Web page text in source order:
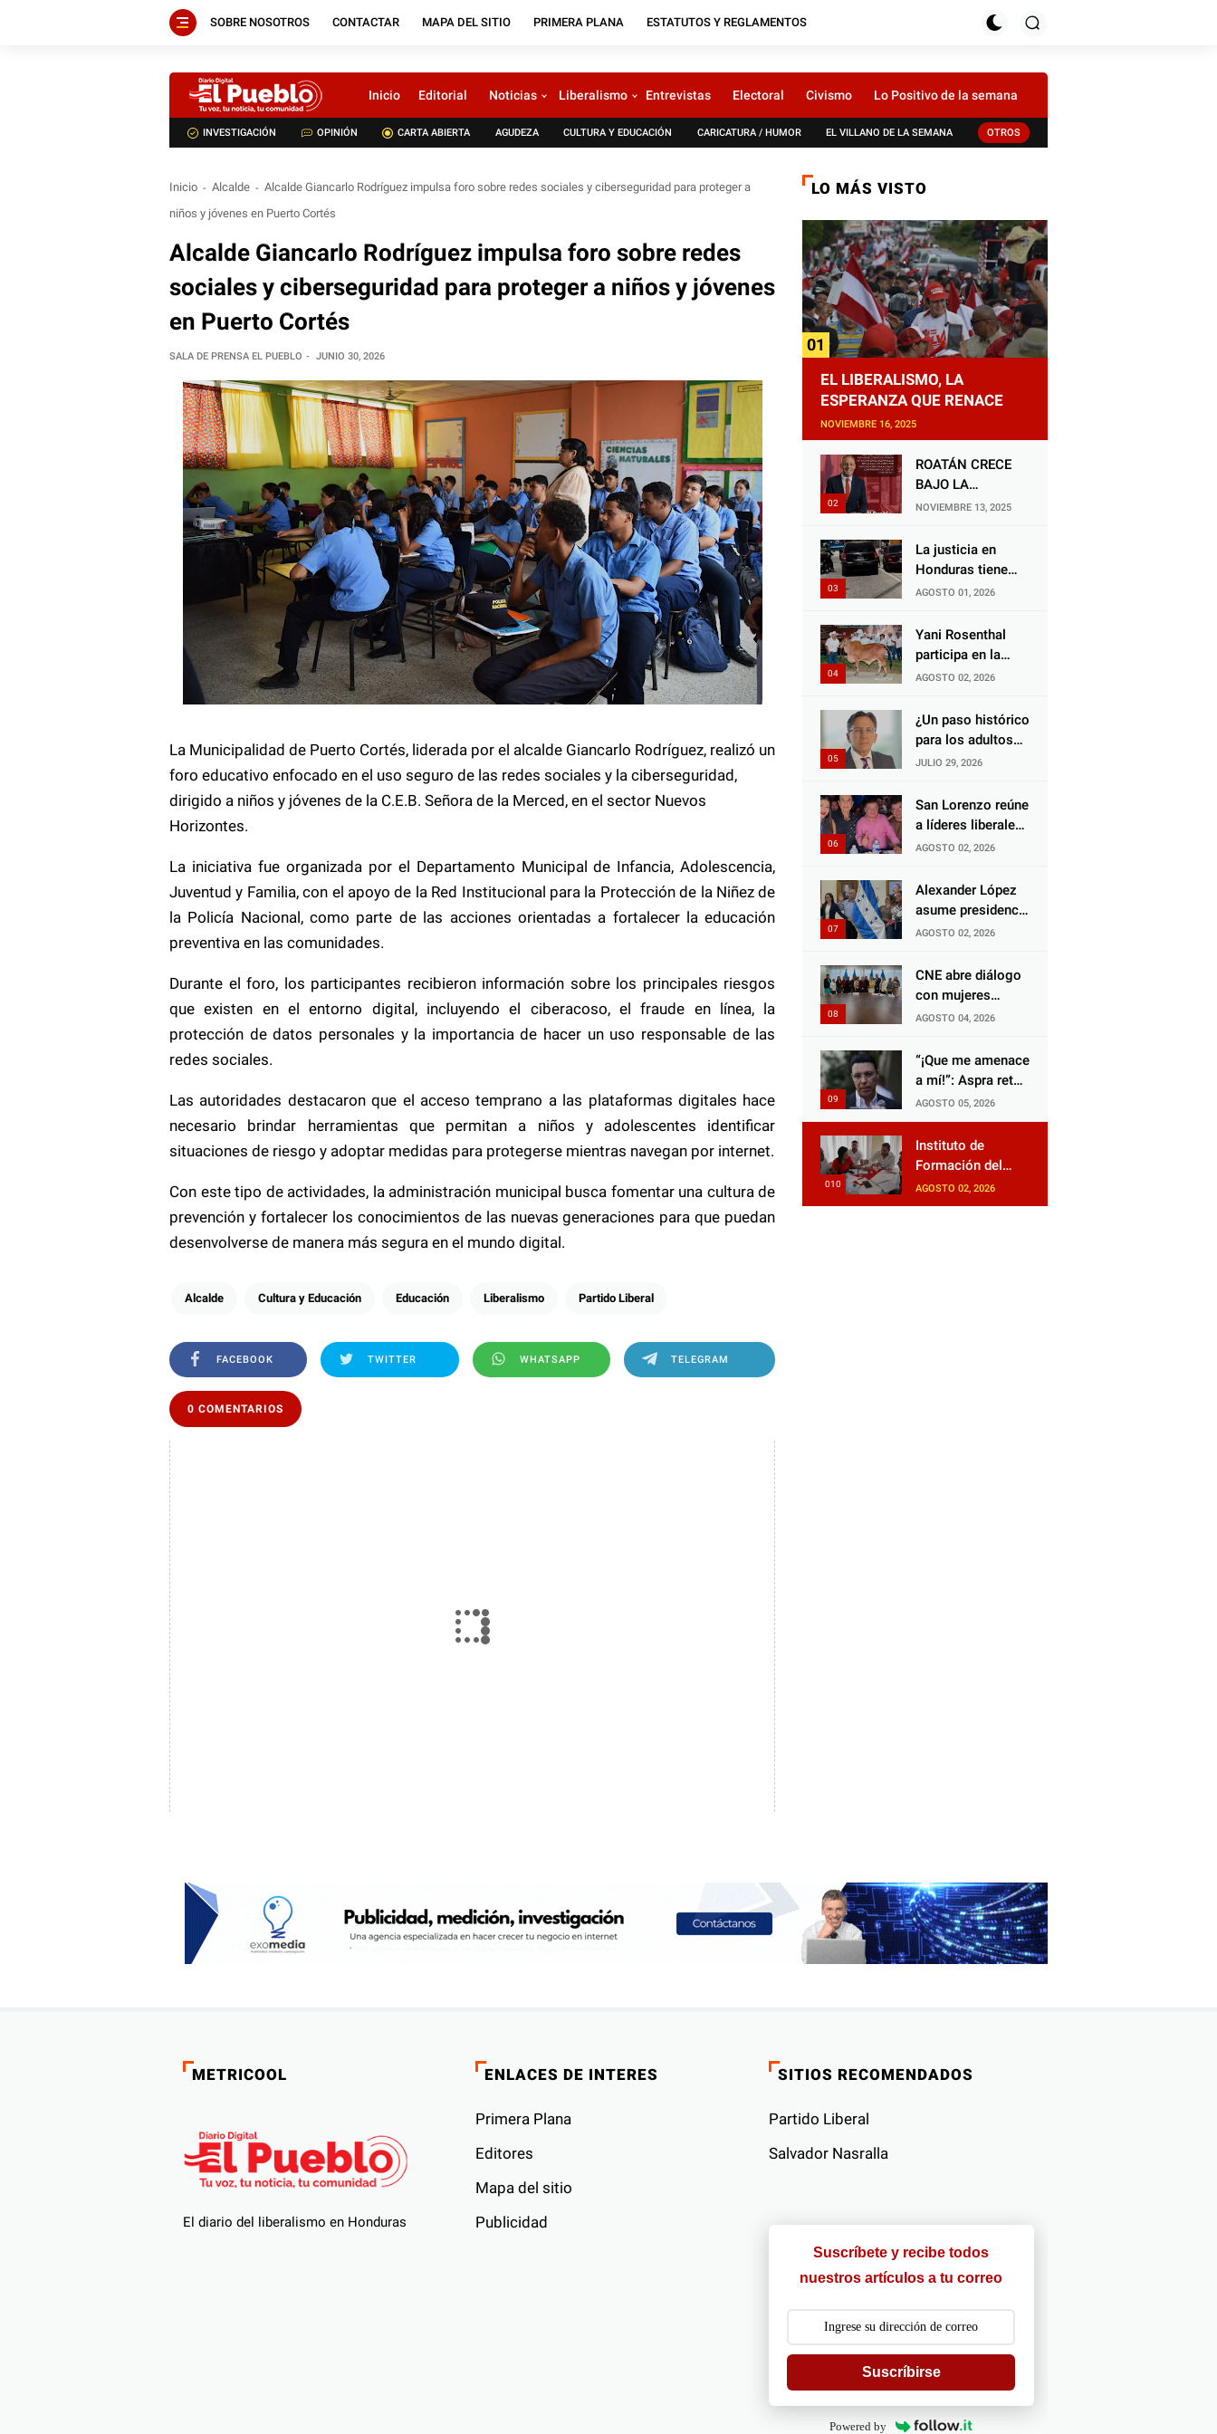
SOBRE NOSOTROS CONTACTAR MAPA DEL SITIO PRIMERA PLANA ESTATUTOS Y REGLAMENTOS
Inicio Editorial Noticias Liberalismo Entrevistas Electoral Civismo Lo Positivo de la semana
INVESTIGACIÓN OPINIÓN CARTA ABIERTA AGUDEZA CULTURA Y EDUCACIÓN CARICATURA / HUMOR EL VILLANO DE LA SEMANA OTROS
Inicio Alcalde
Alcalde Giancarlo Rodríguez impulsa foro sobre redes sociales y ciberseguridad para proteger a
niños y jóvenes en Puerto Cortés
Alcalde Giancarlo Rodríguez impulsa foro sobre redes
sociales y ciberseguridad para proteger a niños y jóvenes
en Puerto Cortés
SALA DE PRENSA EL PUEBLO JUNIO 30, 2026
La Municipalidad de Puerto Cortés, liderada por el alcalde Giancarlo Rodríguez, realizó un
foro educativo enfocado en el uso seguro de las redes sociales y la ciberseguridad,
dirigido a niños y jóvenes de la C.E.B. Señora de la Merced, en el sector Nuevos
Horizontes.
La iniciativa fue organizada por el Departamento Municipal de Infancia, Adolescencia,
Juventud y Familia, con el apoyo de la Red Institucional para la Protección de la Niñez de
la Policía Nacional, como parte de las acciones orientadas a fortalecer la educación
preventiva en las comunidades.
Durante el foro, los participantes recibieron información sobre los principales riesgos
que existen en el entorno digital, incluyendo el ciberacoso, el fraude en línea, la
protección de datos personales y la importancia de hacer un uso responsable de las
redes sociales.
Las autoridades destacaron que el acceso temprano a las plataformas digitales hace
necesario brindar herramientas que permitan a niños y adolescentes identificar
situaciones de riesgo y adoptar medidas para protegerse mientras navegan por internet.
Con este tipo de actividades, la administración municipal busca fomentar una cultura de
prevención y fortalecer los conocimientos de las nuevas generaciones para que puedan
desenvolverse de manera más segura en el mundo digital.
Alcalde Cultura y Educación Educación Liberalismo Partido Liberal
FACEBOOK TWITTER WHATSAPP TELEGRAM
0 COMENTARIOS
LO MÁS VISTO
EL LIBERALISMO, LA
ESPERANZA QUE RENACE
NOVIEMBRE 16, 2025
ROATÁN CRECE
BAJO LA
ALCALDÍA DE RON
GESTOR ALIADO
DE LA
NOVIEMBRE 13, 2025
La justicia en
Honduras tiene
una deuda
animales, y
negarse a castigar
Choloma es
consolidar un
Estado que
y abandona al
inocente.
AGOSTO 01, 2026
Yani Rosenthal
participa en la
Feria Nacional
2026
AGOSTO 02, 2026
¿Un paso histórico
para los adultos
mayores?
impulsada por el
diputado Salomón
Honduras
JULIO 29, 2026
San Lorenzo reúne
a líderes liberales
en jornada de
unidad
AGOSTO 02, 2026
Alexander López
asume presidencia
del Consejo
de El Progreso
para el Censo
AGOSTO 02, 2026
CNE abre diálogo
con mujeres
políticas para
electorales
AGOSTO 04, 2026
“¡Que me amenace
a mí!”: Aspra reta
a JOH y exige que
siga tras las rejas
AGOSTO 05, 2026
Instituto de
Formación del
Partido Liberal
fortalece
AGOSTO 02, 2026
METRICOOL
El diario del liberalismo en Honduras
ENLACES DE INTERES
Primera Plana
Editores
Mapa del sitio
Publicidad
SITIOS RECOMENDADOS
Partido Liberal
Salvador Nasralla
Suscríbete y recibe todos
nuestros artículos a tu correo
Suscríbirse
Powered by